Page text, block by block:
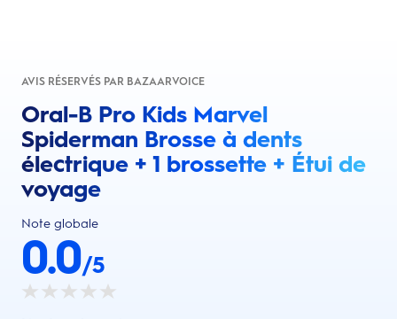
AVIS RÉSERVÉS PAR BAZAARVOICE
Oral-B Pro Kids Marvel
Spiderman Brosse à dents
électrique + 1 brossette + Étui de
voyage
Note globale
0.0/5